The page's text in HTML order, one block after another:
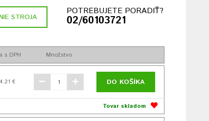
STROJA
POTREBUJETE PORADIŤ?
02/60103721
s DPH Množstvo
€ DO KOŠÍKA
Tovar skladom